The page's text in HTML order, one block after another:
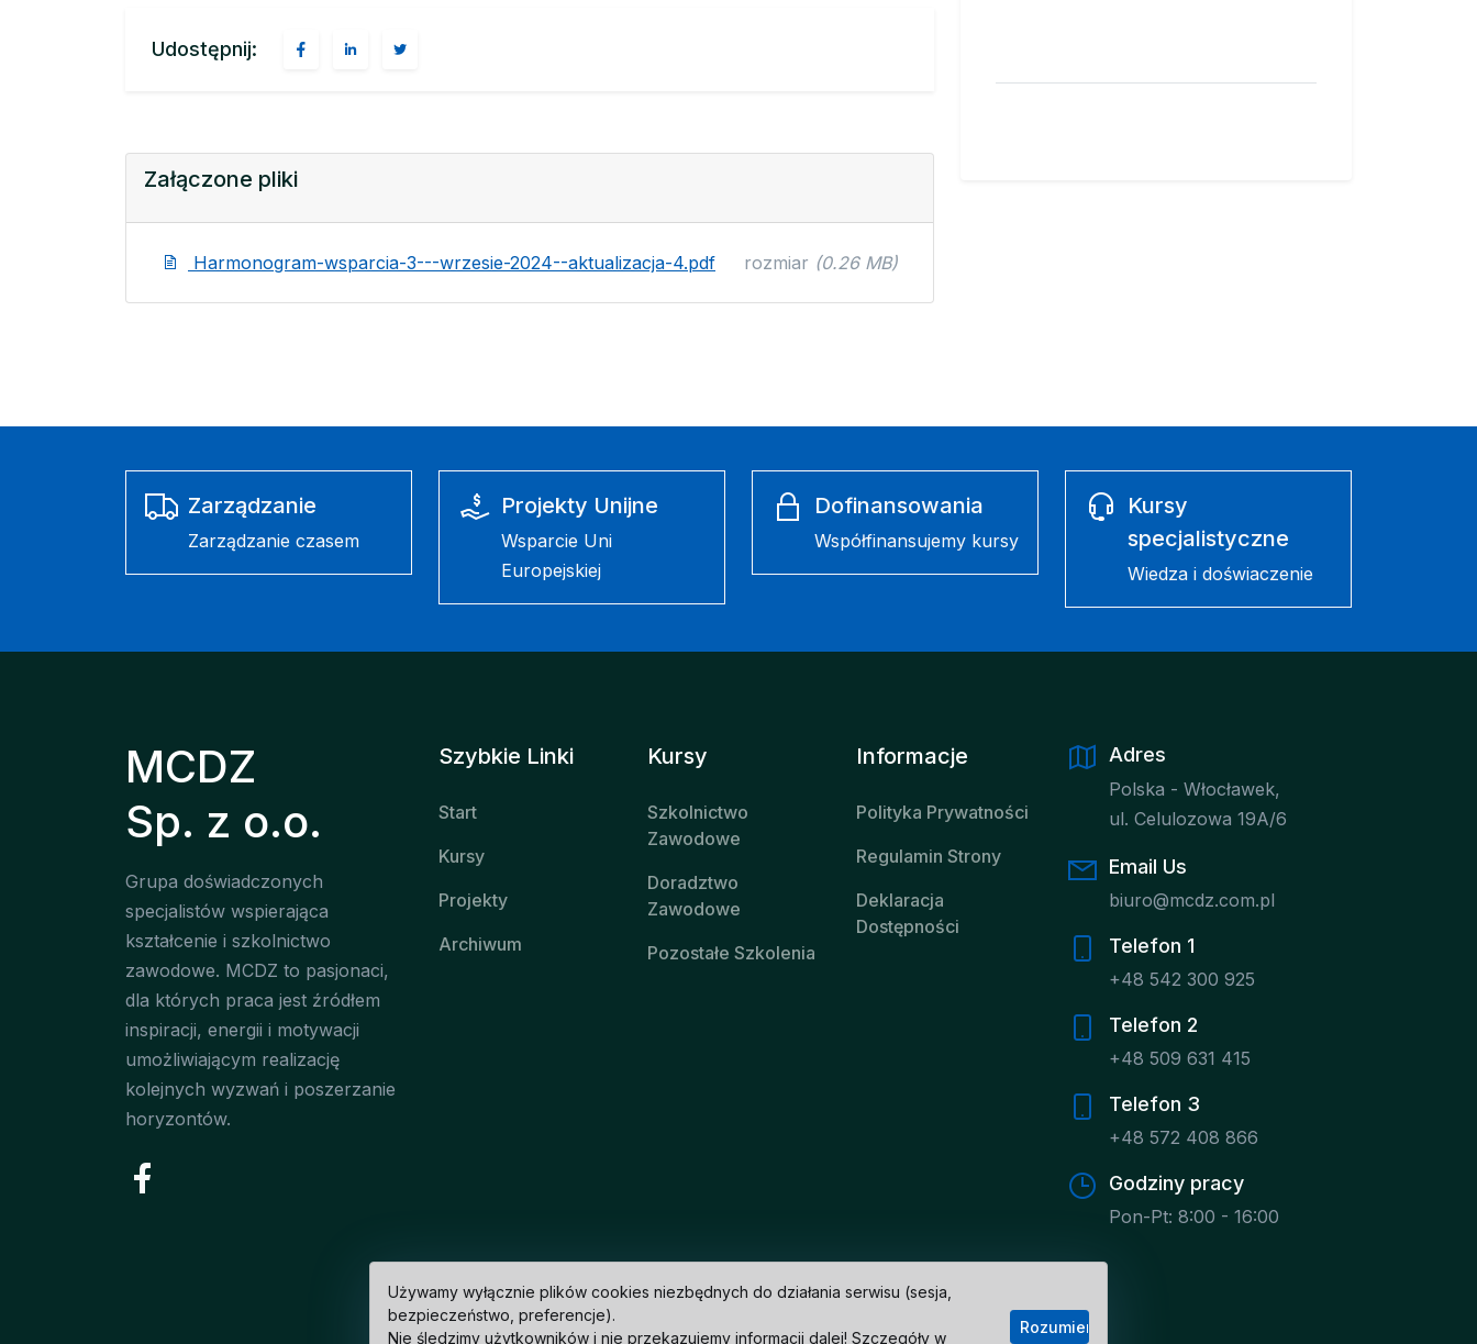
Udostępnij:
Załączone pliki
Harmonogram-wsparcia-3---wrzesie-2024--aktualizacja-4.pdf rozmiar (0.26 MB)
Zarządzanie
Zarządzanie czasem
Projekty Unijne
Wsparcie Uni
Europejskiej
Dofinansowania
Współfinansujemy kursy
Kursy
specjalistyczne
Wiedza i doświaczenie
MCDZ
Sp. z o.o.
Grupa doświadczonych
specjalistów wspierająca
kształcenie i szkolnictwo
zawodowe. MCDZ to pasjonaci,
dla których praca jest źródłem
inspiracji, energii i motywacji
umożliwiającym realizację
kolejnych wyzwań i poszerzanie
horyzontów.
Szybkie Linki
Start
Kursy
Projekty
Archiwum
Kursy
Szkolnictwo
Zawodowe
Doradztwo
Zawodowe
Pozostałe Szkolenia
Informacje
Polityka Prywatności
Regulamin Strony
Deklaracja
Dostępności
Adres
Polska - Włocławek,
ul. Celulozowa 19A/6
Email Us
biuro@mcdz.com.pl
Telefon 1
+48 542 300 925
Telefon 2
+48 509 631 415
Telefon 3
+48 572 408 866
Godziny pracy
Pon-Pt: 8:00 - 16:00
Używamy wyłącznie plików cookies niezbędnych do działania serwisu (sesja,
bezpieczeństwo, preferencje).
Nie śledzimy użytkowników i nie przekazujemy informacji dalej! Szczegóły w
Rozumiem